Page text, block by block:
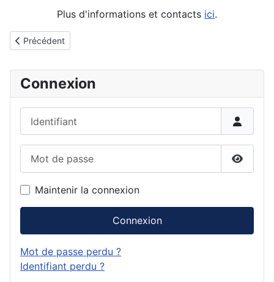
Plus d'informations et contacts ici.
Détails
Article précédent : DIFFE : 22-23 juin 2019 à Montpellier
Précédent
Connexion
Maintenir la connexion
Connexion
Mot de passe perdu ?
Identifiant perdu ?